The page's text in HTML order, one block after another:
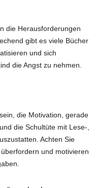
die Herausforderungen
gibt es viele Bücher
und sich
die Angst zu nehmen.
die Motivation, gerade
die Schultüte mit Lese-,
Achten Sie
und motivieren